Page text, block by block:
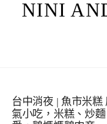
NINI
台中消夜 | 魚市米糕
氣小吃，米糕、炒